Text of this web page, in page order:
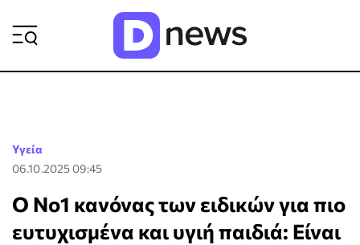
Υγεία
06.10.2025 09:45
Ο Νο1 κανόνας των ειδικών για πιο
ευτυχισμένα και υγιή παιδιά: Είναι